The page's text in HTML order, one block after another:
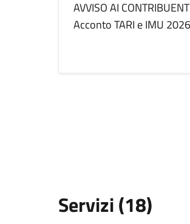
AVVISO AI
Acconto TARI e IMU 2026
Servizi (18)